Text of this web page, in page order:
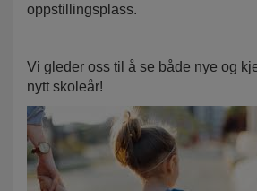
oppstillingsplass.
Vi gleder oss til å se både nye og
nytt skoleår!